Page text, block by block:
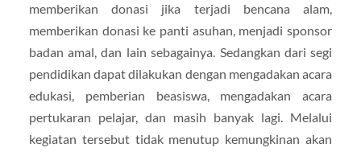
memberikan donasi jika terjadi bencana alam,
memberikan donasi ke panti asuhan, menjadi sponsor
badan amal, dan lain sebagainya. Sedangkan dari segi
pendidikan dapat dilakukan dengan mengadakan acara
edukasi, pemberian beasiswa, mengadakan acara
pertukaran pelajar, dan masih banyak lagi. Melalui
kegiatan tersebut tidak menutup kemungkinan akan